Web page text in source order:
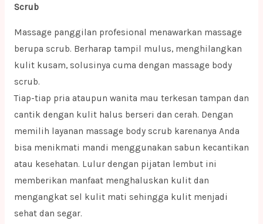
Scrub
Massage panggilan profesional menawarkan massage
berupa scrub. Berharap tampil mulus, menghilangkan
kulit kusam, solusinya cuma dengan massage body
scrub.
Tiap-tiap pria ataupun wanita mau terkesan tampan dan
cantik dengan kulit halus berseri dan cerah. Dengan
memilih layanan massage body scrub karenanya Anda
bisa menikmati mandi menggunakan sabun kecantikan
atau kesehatan. Lulur dengan pijatan lembut ini
memberikan manfaat menghaluskan kulit dan
mengangkat sel kulit mati sehingga kulit menjadi
sehat dan segar.